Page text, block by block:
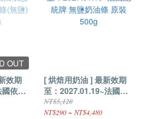
OUT
效期
依思
無鹽)
[ 烘焙用奶油 ] 最新效期
至：2027.01.19~法國總
統牌 無鹽奶油條 原裝
500g
NT$5,120
NT$290 ~ NT$4,480